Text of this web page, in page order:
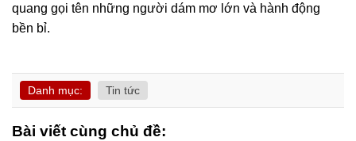
quang gọi tên những người dám mơ lớn và hành động
bền bỉ.
Danh mục: Tin tức
Bài viết cùng chủ đề: